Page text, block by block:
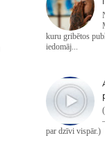
kuru gribētos
iedomāj...
par dzīvi vispār.)